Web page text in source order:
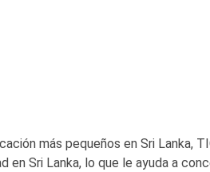
más pequeños en Sri Lanka,
Sri Lanka, lo que le ayuda a